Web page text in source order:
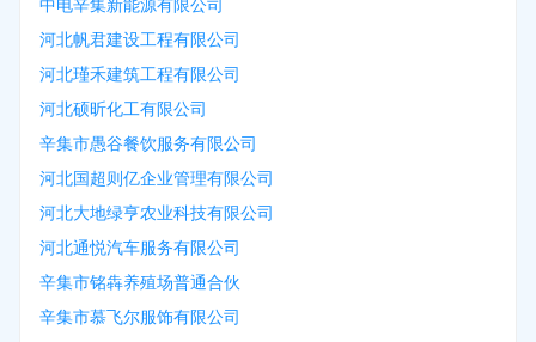
中电辛集新能源有限公司
河北帆君建设工程有限公司
河北瑾禾建筑工程有限公司
河北硕昕化工有限公司
辛集市愚谷餐饮服务有限公司
河北国超则亿企业管理有限公司
河北大地绿亨农业科技有限公司
河北通悦汽车服务有限公司
辛集市铭犇养殖场普通合伙
辛集市慕飞尔服饰有限公司